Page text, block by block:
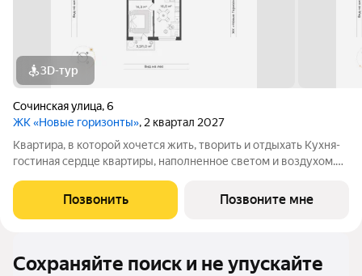
3D-тур
Сочинская улица,6
ЖК «Новые горизонты», 2 квартал 2027
Квартира, в которой хочется жить, творить и отдыхать Кухня-
гостиная сердце квартиры, наполненное светом и воздухом.
вечера за настольными играми или просмотром фильмов В
уединённой спальне
Позвонить Позвоните мне
Сохраняйте поиск и не упускайте